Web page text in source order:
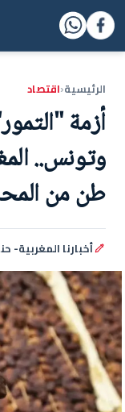
الرئيسية‹اقتصاد
أزمة
طن من
أخبارنا المغربية-